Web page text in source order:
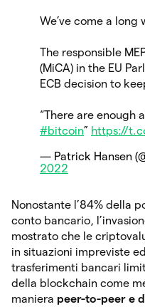
We’ve come a long
The responsible
(MiCA) in the EU
ECB decision to
“There are enough
#bitcoin” https://
— Patrick Hansen
2022
Nonostante l’84% della
conto bancario,
mostrato che le
in situazioni impreviste
trasferimenti bancari
della blockchain come
maniera peer-to-peer e